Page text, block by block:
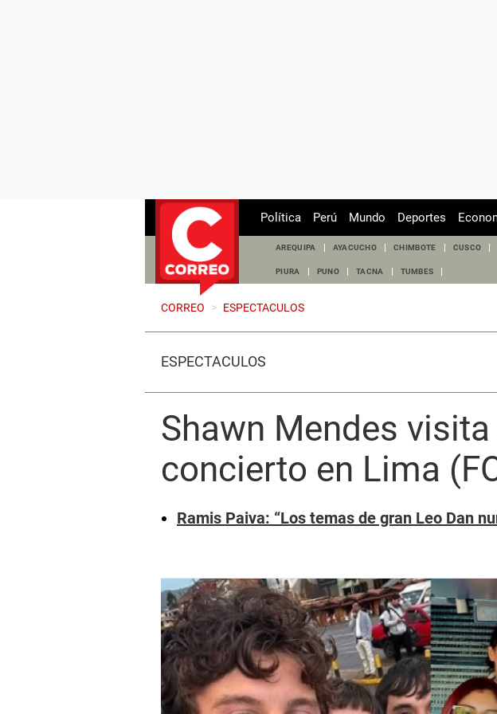
Política Perú Mundo Deportes
AREQUIPA AYACUCHO CHIMBOTE CUSCO
PIURA PUNO TACNA TUMBES
CORREO > ESPECTACULOS
ESPECTÁCULOS
Shawn Mendes
concierto en Lima
Ramis Paiva: “Los temas de gran Leo Dan